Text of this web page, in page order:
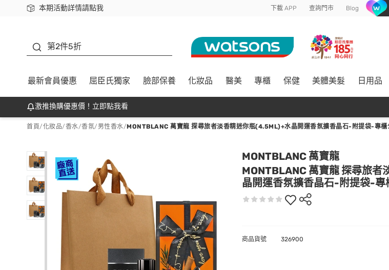
本期活動詳情請點我
下載app最高回饋$350 下載 APP 查詢門市 Blog
第2件5折
最新會員優惠 屈臣氏獨家 臉部保養 化妝品 醫美 專櫃 保健 美體美髮 日用品
激推換購優惠價！立即點我看
首頁/化妝品/香水/香氛/ 男性香水/MONTBLANC 萬寶龍 探尋旅者淡香精迷你瓶(4.5ML)+水晶開運香氛擴香晶石-附提袋-專櫃
MONTBLANC 萬寶龍
MONTBLANC 萬寶龍 探尋旅
晶開運香氛擴香晶石-附提袋-專
商品貨號 326900